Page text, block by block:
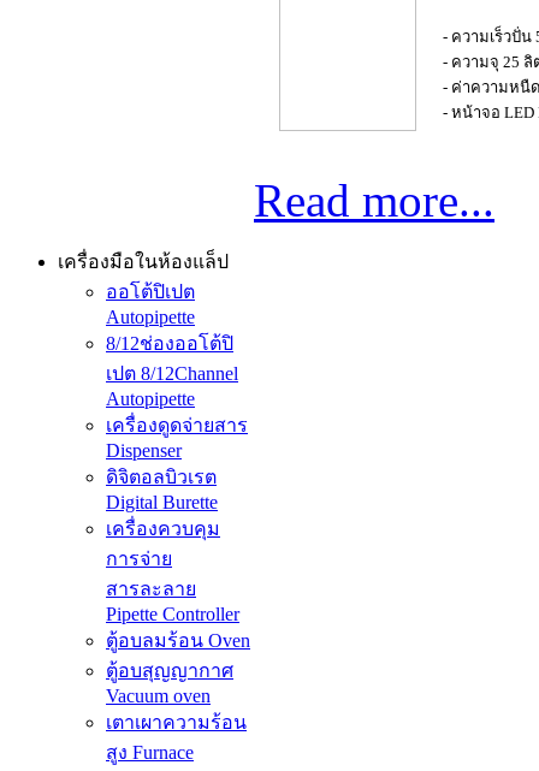
- ความเร็วปั่น
- ความจุ 25 ลิ
- ค่าความหนืด
- หน้าจอ LED
Read more...
เครื่องมือในห้องแล็ป
ออโต้ปิเปต
Autopipette
8/12ช่องออโต้ปิ
เปต 8/12Channel
Autopipette
เครื่องดูดจ่ายสาร
Dispenser
ดิจิตอลบิวเรต
Digital Burette
เครื่องควบคุม
การจ่าย
สารละลาย
Pipette Controller
ตู้อบลมร้อน Oven
ตู้อบสุญญากาศ
Vacuum oven
เตาเผาความร้อน
สูง Furnace